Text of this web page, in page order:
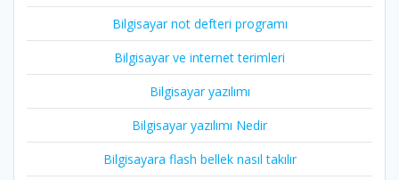
Bilgisayar not defteri programı
Bilgisayar ve internet terimleri
Bilgisayar yazılımı
Bilgisayar yazılımı Nedir
Bilgisayara flash bellek nasıl takılır